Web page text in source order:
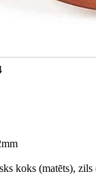
koks (matēts), zils